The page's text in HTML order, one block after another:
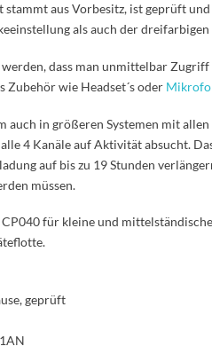
aus Vorbesitz, ist geprüft
als auch der dreifarbigen
dass man unmittelbar
wie Headset´s oder
auch in größeren Systemen mit
4 Kanäle auf Aktivität absucht.
auf bis zu 19 Stunden
müssen.
für kleine und
geprüft